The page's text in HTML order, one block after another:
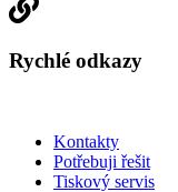
Rychlé odkazy
Kontakty
Potřebuji řešit
Tiskový servis